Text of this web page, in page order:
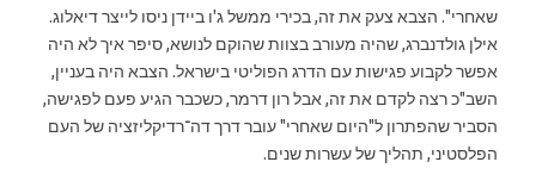
שאחרי". הצבא צעק את זה, בכירי ממשל ג'ו ביידן ניסו לייצר דיאלוג.
אילן גולדנברג, שהיה מעורב בצוות שהוקם לנושא, סיפר איך לא היה
אפשר לקבוע פגישות עם הדרג הפוליטי בישראל. הצבא היה בעניין,
השב"כ רצה לקדם את זה, אבל רון דרמר, כשכבר הגיע פעם לפגישה,
הסביר שהפתרון ל"היום שאחרי" עובר דרך דה־רדיקליזציה של העם
הפלסטיני, תהליך של עשרות שנים.